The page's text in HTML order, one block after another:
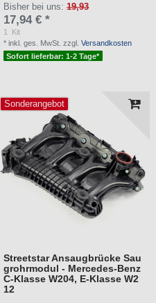
Bisher bei uns:19,93
17,94 € *
1
Kit
*inkl. ges. MwSt. zzgl.Versandkosten
Sofort lieferbar: 1-2 Tage*
Sonderangebot
Streetstar Ansaugbrücke Sau
grohrmodul - Mercedes-Benz
C-Klasse W204, E-Klasse W2
12